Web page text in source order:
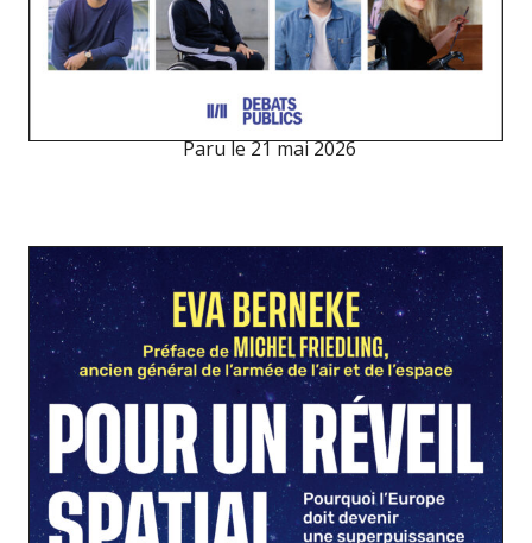
Paru le21 mai 2026